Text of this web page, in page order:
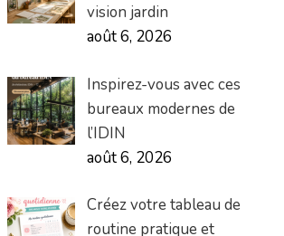
vision jardin
août 6, 2026
Inspirez-vous avec ces
bureaux modernes de
l’IDIN
août 6, 2026
Créez votre tableau de
routine pratique et